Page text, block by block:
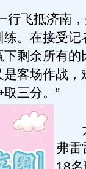
飞抵济南，
。在接受记
剩余所有的
客场作战，
三分。 ”
大
弗雷